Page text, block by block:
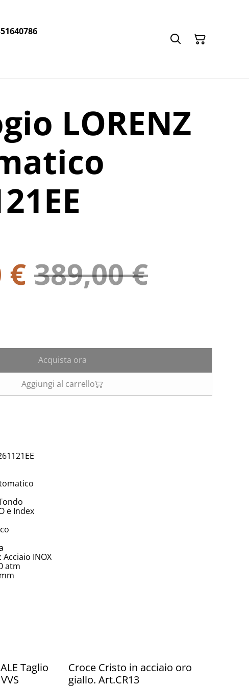
LORENZ
€ 389,00 €
Acquista ora
Aggiungi al carrello
e Index
INOX
atm
Taglio
%
Croce Cristo in acciaio oro
giallo. Art.CR13